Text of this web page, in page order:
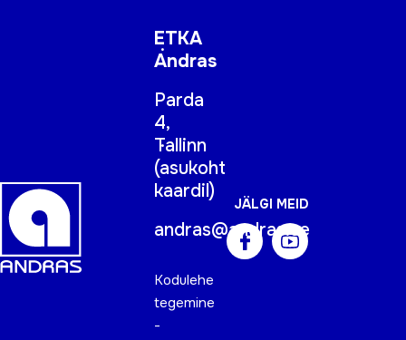
ETKA
Andras
Parda
4,
Tallinn
(asukoht
kaardil)
andras@andras.ee
Kodulehe
tegemine
-
JÄLGI MEID